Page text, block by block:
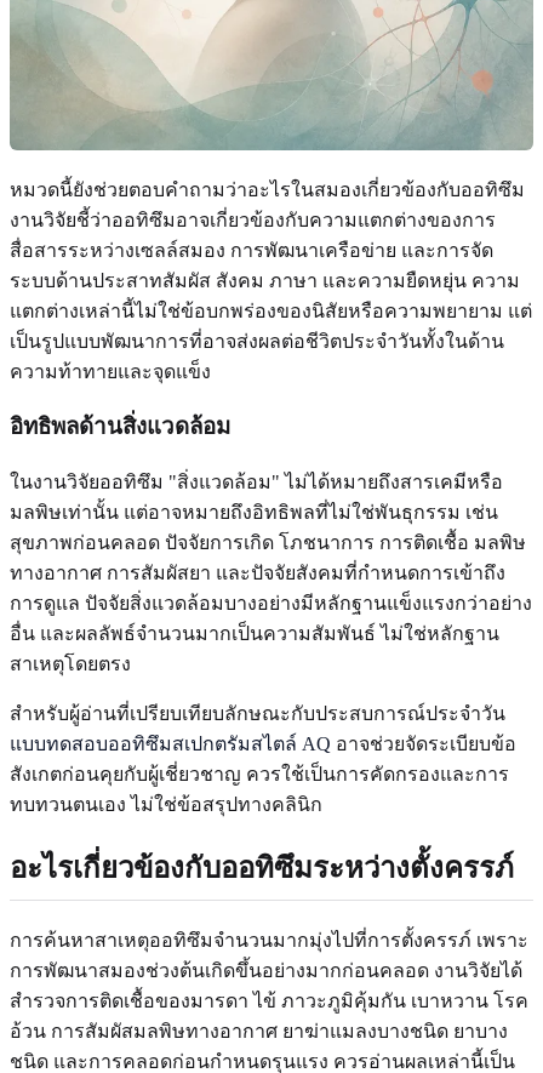
หมวดนี้ยังช่วยตอบคำถามว่าอะไรในสมองเกี่ยวข้องกับออทิซึม
งานวิจัยชี้ว่าออทิซึมอาจเกี่ยวข้องกับความแตกต่างของการ
สื่อสารระหว่างเซลล์สมอง การพัฒนาเครือข่าย และการจัด
ระบบด้านประสาทสัมผัส สังคม ภาษา และความยืดหยุ่น ความ
แตกต่างเหล่านี้ไม่ใช่ข้อบกพร่องของนิสัยหรือความพยายาม แต่
เป็นรูปแบบพัฒนาการที่อาจส่งผลต่อชีวิตประจำวันทั้งในด้าน
ความท้าทายและจุดแข็ง
อิทธิพลด้านสิ่งแวดล้อม
ในงานวิจัยออทิซึม "สิ่งแวดล้อม" ไม่ได้หมายถึงสารเคมีหรือ
มลพิษเท่านั้น แต่อาจหมายถึงอิทธิพลที่ไม่ใช่พันธุกรรม เช่น
สุขภาพก่อนคลอด ปัจจัยการเกิด โภชนาการ การติดเชื้อ มลพิษ
ทางอากาศ การสัมผัสยา และปัจจัยสังคมที่กำหนดการเข้าถึง
การดูแล ปัจจัยสิ่งแวดล้อมบางอย่างมีหลักฐานแข็งแรงกว่าอย่าง
อื่น และผลลัพธ์จำนวนมากเป็นความสัมพันธ์ ไม่ใช่หลักฐาน
สาเหตุโดยตรง
สำหรับผู้อ่านที่เปรียบเทียบลักษณะกับประสบการณ์ประจำวัน
แบบทดสอบออทิซึมสเปกตรัมสไตล์ AQ อาจช่วยจัดระเบียบข้อ
สังเกตก่อนคุยกับผู้เชี่ยวชาญ ควรใช้เป็นการคัดกรองและการ
ทบทวนตนเอง ไม่ใช่ข้อสรุปทางคลินิก
อะไรเกี่ยวข้องกับออทิซึมระหว่างตั้งครรภ์
การค้นหาสาเหตุออทิซึมจำนวนมากมุ่งไปที่การตั้งครรภ์ เพราะ
การพัฒนาสมองช่วงต้นเกิดขึ้นอย่างมากก่อนคลอด งานวิจัยได้
สำรวจการติดเชื้อของมารดา ไข้ ภาวะภูมิคุ้มกัน เบาหวาน โรค
อ้วน การสัมผัสมลพิษทางอากาศ ยาฆ่าแมลงบางชนิด ยาบาง
ชนิด และการคลอดก่อนกำหนดรุนแรง ควรอ่านผลเหล่านี้เป็น